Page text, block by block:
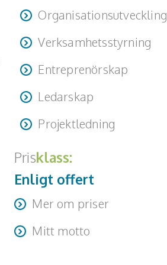
Organisationsutveckling
Verksamhetsstyrning
Entreprenörskap
Ledarskap
Projektledning
Prisklass:
Enligt offert
Mer om priser
Resa + logi tillkommer
Mitt motto